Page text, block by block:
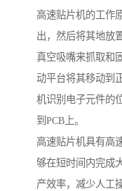
高速贴片机的工作
出，然后将其地放
真空吸嘴来抓取和
动平台将其移动到
机识别电子元件的
到PCB上。
高速贴片机具有高
够在短时间内完成
产效率，减少人工